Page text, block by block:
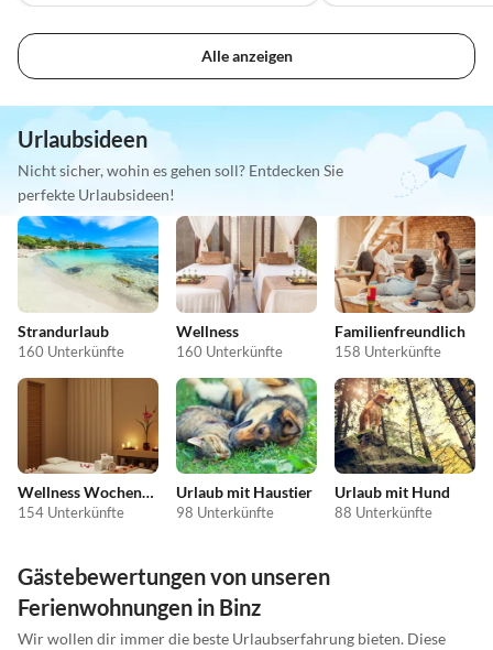
Alle anzeigen
Urlaubsideen
Nicht sicher, wohin es gehen soll? Entdecken Sie
perfekte Urlaubsideen!
Strandurlaub
160 Unterkünfte
Wellness
160 Unterkünfte
Familienfreundlich
158 Unterkünfte
Wellness Wochenende
154 Unterkünfte
Urlaub mit Haustier
98 Unterkünfte
Urlaub mit Hund
88 Unterkünfte
Gästebewertungen von unseren
Ferienwohnungen in Binz
Wir wollen dir immer die beste Urlaubserfahrung bieten. Diese